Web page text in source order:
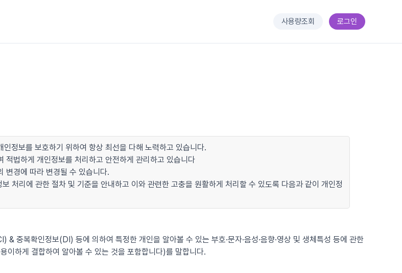
사용량조회 로그인
정보를 보호하기 위하여 항상 최선을 다해 노력하고 있습니다.
적법하게 개인정보를 처리하고 안전하게 관리하고 있습니다
변경에 따라 변경될 수 있습니다.
처리에 관한 절차 및 기준을 안내하고 이와 관련한 고충을 원활하게 처리할 수 있도록 다음과 같이 개인정
& 중복확인정보(DI) 등에 의하여 특정한 개인을 알아볼 수 있는 부호·문자·음성·음향·영상 및 생체특성 등에 관한
이하게 결합하여 알아볼 수 있는 것을 포함합니다)를 말합니다.